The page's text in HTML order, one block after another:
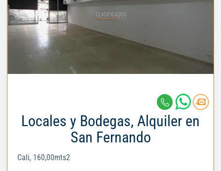
Locales y Bodegas, Alquiler en
San Fernando
Cali, 160,00mts2